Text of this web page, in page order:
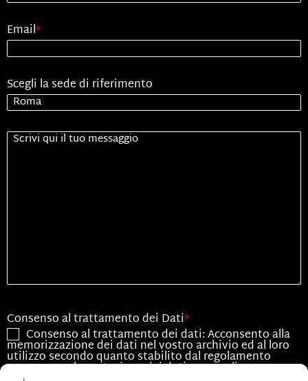
Email*
Scegli la sede di riferimento
Senza
Titolo
Consenso al trattamento dei Dati*
Consenso al trattamento dei dati: Acconsento alla
memorizzazione dei dati nel vostro archivio ed al loro
utilizzo secondo quanto stabilito dal regolamento
europeo per la protezione dei dati personali n.